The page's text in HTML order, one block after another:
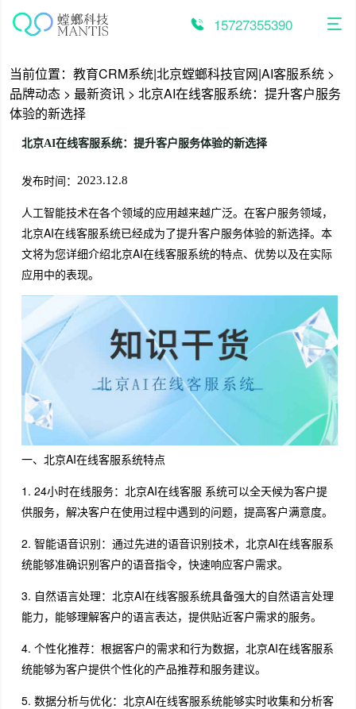
15727355390
当前位置： 教育CRM系统|北京螳螂科技官网|AI客服系统 >
品牌动态 > 最新资讯 > 北京AI在线客服系统：提升客户服务
体验的新选择
北京AI在线客服系统：提升客户服务体验的新选择
发布时间： 2023.12.8
人工智能技术在各个领域的应用越来越广泛。在客户服务领域，
北京AI在线客服系统已经成为了提升客户服务体验的新选择。本
文将为您详细介绍北京AI在线客服系统的特点、优势以及在实际
应用中的表现。
一、北京AI在线客服系统特点
1. 24小时在线服务：北京AI在线客服 系统可以全天候为客户提
供服务，解决客户在使用过程中遇到的问题，提高客户满意度。
2. 智能语音识别：通过先进的语音识别技术，北京AI在线客服系
统能够准确识别客户的语音指令，快速响应客户需求。
3. 自然语言处理：北京AI在线客服系统具备强大的自然语言处理
能力，能够理解客户的语言表达，提供贴近客户需求的服务。
4. 个性化推荐：根据客户的需求和行为数据，北京AI在线客服系
统能够为客户提供个性化的产品推荐和服务建议。
5. 数据分析与优化：北京AI在线客服系统能够实时收集和分析客